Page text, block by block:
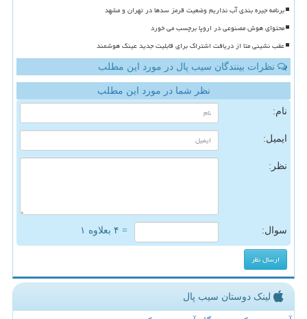
برنامه جیره بندی آب نداریم وضعیت قرمز سدها در تهران و مشهد
محتوای هوش مصنوعی در اروپا برچسب می خورد
عقب نشینی متا از دریافت اشتراک برای قابلیت جدید عینک هوشمند
نظرات بینندگان سیب پال در مورد این مطلب
نظر شما در مورد این مطلب
نام:
ایمیل:
نظر:
سوال: = ۴ بعلاوه ۱
لینک دوستان سیب پال